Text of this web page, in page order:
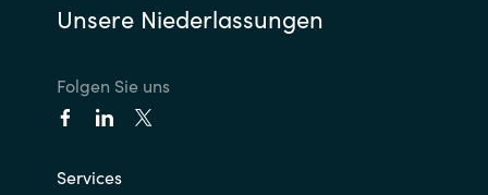
Unsere Niederlassungen
Folgen Sie uns
Services